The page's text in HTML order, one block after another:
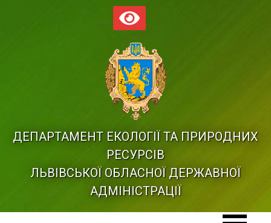
ДЕПАРТАМЕНТ ЕКОЛОГІЇ ТА ПРИРОДНИХ
РЕСУРСІВ
ЛЬВІВСЬКОЇ ОБЛАСНОЇ ДЕРЖАВНОЇ
АДМІНІСТРАЦІЇ